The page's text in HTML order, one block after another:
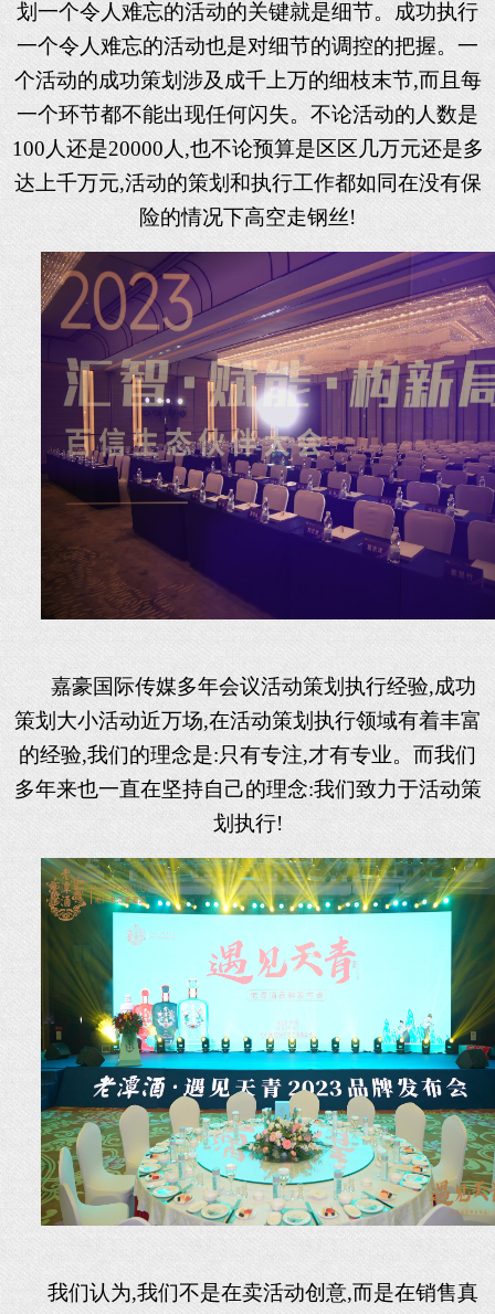
划一个令人难忘的活动的关键就是细节。成功执行
一个令人难忘的活动也是对细节的调控的把握。一
个活动的成功策划涉及成千上万的细枝末节,而且每
一个环节都不能出现任何闪失。不论活动的人数是
100人还是20000人,也不论预算是区区几万元还是多
达上千万元,活动的策划和执行工作都如同在没有保
险的情况下高空走钢丝!
嘉豪国际传媒多年会议活动策划执行经验,成功
策划大小活动近万场,在活动策划执行领域有着丰富
的经验,我们的理念是:只有专注,才有专业。而我们
多年来也一直在坚持自己的理念:我们致力于活动策
划执行!
我们认为,我们不是在卖活动创意,而是在销售真